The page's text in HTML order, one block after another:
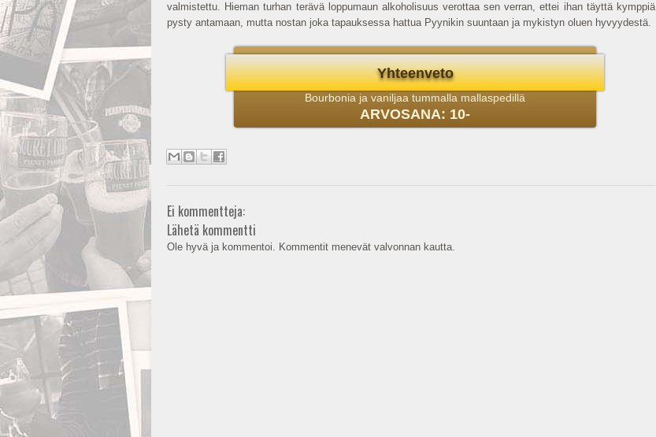
valmistettu. Hieman turhan terävä loppumaun alkoholisuus verottaa sen verran, ettei ihan täyttä kymppiä
pysty antamaan, mutta nostan joka tapauksessa hattua Pyynikin suuntaan ja mykistyn oluen hyvyydestä.
Yhteenveto
Bourbonia ja vaniljaa tummalla mallaspedillä
ARVOSANA: 10-
Ei kommentteja:
Lähetä kommentti
Ole hyvä ja kommentoi. Kommentit menevät valvonnan kautta.